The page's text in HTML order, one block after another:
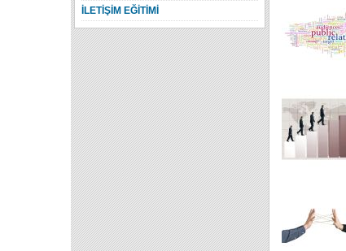
İLETİŞİM EĞİTİMİ